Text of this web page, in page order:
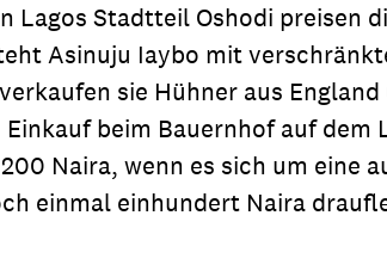
Publikationen & Materialien:
Lagos Stadtteil Oshodi preisen
Asinuju Iaybo mit
sie Hühner aus
Einkauf beim Bauernhof auf
Naira, wenn es sich um eine
einmal einhundert Naira